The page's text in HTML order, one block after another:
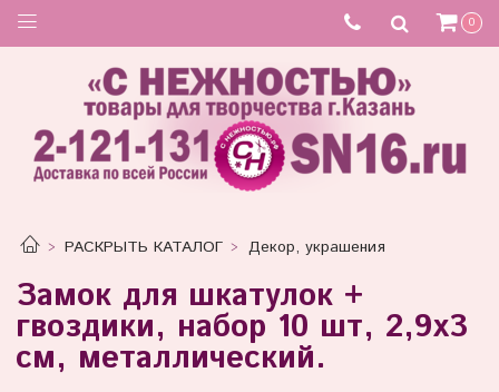
0
РАСКРЫТЬ КАТАЛОГ Декор, украшения
Замок для шкатулок +
гвоздики, набор 10 шт, 2,9х3
см, металлический.